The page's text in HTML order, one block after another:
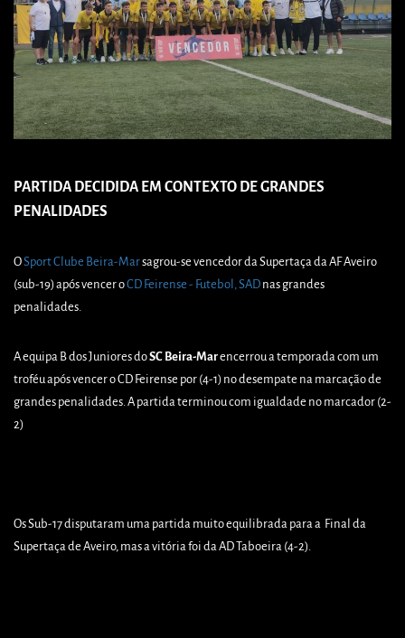
PARTIDA DECIDIDA EM CONTEXTO DE GRANDES
PENALIDADES
OSport Clube Beira-Marsagrou-se vencedor da Supertaça da AF Aveiro
(sub-19) após vencer oCD Feirense - Futebol, SAD nas grandes
penalidades.
A equipa B dos Juniores doSC Beira-Marencerrou a temporada com um
troféu após vencer o CD Feirense por (4-1) no desempate na marcação de
grandes penalidades. A partida terminou com igualdade no marcador (2-
2)
Os Sub-17 disputaram uma partida muito equilibrada para a Final da
Supertaça de Aveiro, mas a vitória foi da AD Taboeira (4-2).